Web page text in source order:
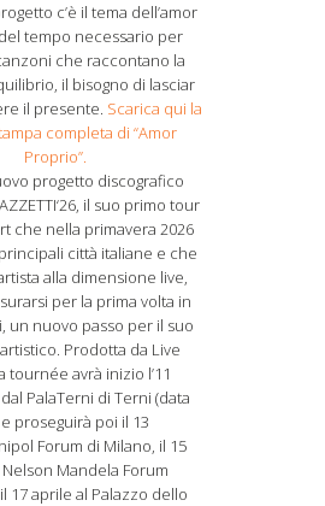
c’è il tema dell’amor
tempo necessario per
che raccontano la
il bisogno di lasciar
il presente. Scarica qui la
completa di “Amor
Proprio”.
progetto discografico
il suo primo tour
che nella primavera 2026
città italiane e che
alla dimensione live,
per la prima volta in
un nuovo passo per il suo
Prodotta da Live
tournée avrà inizio l’11
PalaTerni di Terni (data
proseguirà poi il 13
Forum di Milano, il 15
Mandela Forum
17 aprile al Palazzo dello